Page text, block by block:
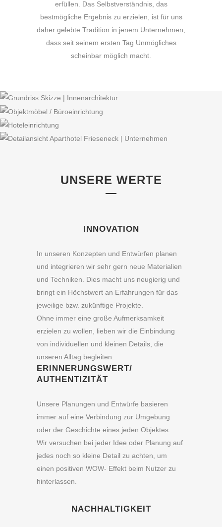
erfüllen. Das Selbstverständnis, das
bestmögliche Ergebnis zu erzielen, ist für uns
daher gelebte Tradition in jenem Unternehmen,
dass seit seinem ersten Tag Unmögliches
scheinbar möglich macht.
UNSERE WERTE
INNOVATION
In unseren Konzepten und Entwürfen planen
und integrieren wir sehr gern neue Materialien
und Techniken. Dies macht uns neugierig und
bringt ein Höchstwert an Erfahrungen für das
jeweilige bzw. zukünftige Projekte.
Ohne immer eine große Aufmerksamkeit
erzielen zu wollen, lieben wir die Einbindung
von individuellen und kleinen Details, die
unseren Alltag begleiten.
ERINNERUNGSWERT/
AUTHENTIZITÄT
Unsere Planungen und Entwürfe basieren
immer auf eine Verbindung zur Umgebung
oder der Geschichte eines jeden Objektes.
Wir versuchen bei jeder Idee oder Planung auf
jedes noch so kleine Detail zu achten, um
einen positiven WOW- Effekt beim Nutzer zu
hinterlassen.
NACHHALTIGKEIT